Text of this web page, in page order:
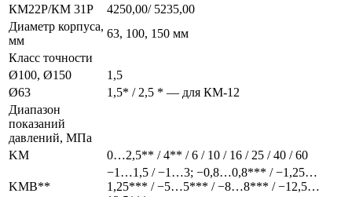
КМ22Р/КМ 31Р
4250,00/ 5235,00
Диаметр корпуса,
мм
63, 100, 150 мм
Класс точности
Ø100, Ø150
1,5
Ø63
1,5* / 2,5 * — для КМ-12
Диапазон
показаний
давлений, МПа
KМ
0…2,5** / 4** / 6 / 10 / 16 / 25 / 40 / 60
KМВ**
−1…1,5 / −1…3; −0,8…0,8*** / −1,25…
1,25*** / −5…5*** / −8…8*** / −12,5…